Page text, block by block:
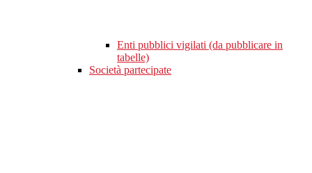
Enti pubblici vigilati (da pubblicare in
tabelle)
Società partecipate